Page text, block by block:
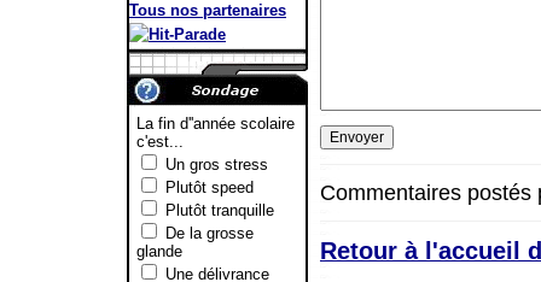
Tous nos partenaires
Commentaires postés
Retour à l'accueil